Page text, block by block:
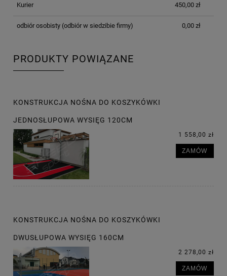
Kurier 450,00 zł
odbiór osobisty(odbiór w siedzibie firmy) 0,00 zł
PRODUKTY POWIĄZANE
KONSTRUKCJA NOŚNA DO KOSZYKÓWKI
JEDNOSŁUPOWA WYSIĘG 120CM
1 558,00 zł
ZAMÓW
KONSTRUKCJA NOŚNA DO KOSZYKÓWKI
DWUSŁUPOWA WYSIĘG 160CM
2 278,00 zł
ZAMÓW